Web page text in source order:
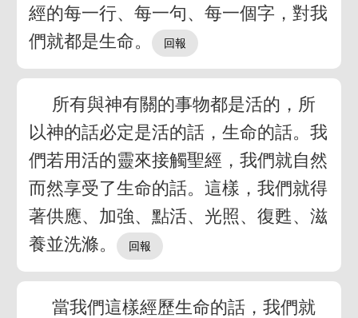
經的每一行、每一句、每一個字，對我
們就都是生命。
所有與神有關的事物都是活的，所
以神的話必定是活的話，生命的話。我
們若用活的靈來接觸聖經，我們就自然
而然享受了生命的話。這樣，我們就得
著供應、加強、點活、光照、復甦、滋
養並洗滌。
當我們這樣經歷生命的話，我們就